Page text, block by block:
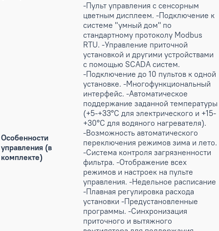
Особенности
управления (в
комплекте)
-Пульт управления с сенсорным
цветным дисплеем. -Подключение к
системе "умный дом" по
стандартному протоколу Modbus
RTU. -Управление приточной
установкой и другими устройствами
с помощью SCADA систем.
-Подключение до 10 пультов к одной
установке. -Многофункциональный
интерфейс. -Автоматическое
поддержание заданной температуры
(+5-+33°С для электрического и +15-
+30°С для водяного нагревателя).
-Возможность автоматического
переключения режимов зима и лето.
-Система контроля загрязненности
фильтра. -Отображение всех
режимов и настроек на пульте
управления. -Недельное расписание
-Плавная регулировка расхода
установки -Предустановленные
программы. -Синхронизация
приточного и вытяжного